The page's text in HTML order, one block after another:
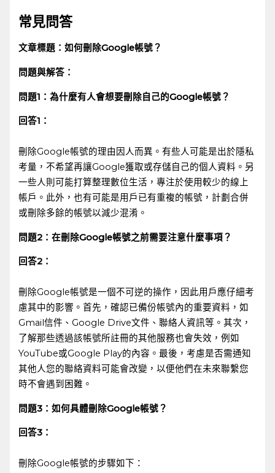
常見問答
文章標題：如何刪除Google帳號？
問題與解答：
問題1：為什麼有人會想要刪除自己的Google帳號？
回答1：
刪除Google帳號的理由因人而異。有些人可能是出於隱私
考量，不希望再讓Google獲取或存儲自己的個人資料。另
一些人則可能打算整理數位生活，專注於使用較少的線上
帳戶。此外，也有可能是用戶已有重複的帳號，計劃合併
或刪除多餘的帳號以減少混淆。
問題2：在刪除Google帳號之前需要注意什麼事項？
回答2：
刪除Google帳號是一個不可逆的操作，因此用戶應仔細考
慮其中的影響。首先，確認已備份帳號內的重要資料，如
Gmail信件、Google Drive文件、聯絡人資訊等。其次，
了解那些透過該帳號所註冊的其他服務也會失效，例如
YouTube或Google Play的內容。最後，考慮是否需通知
其他人您的聯絡資料可能會改變，以便他們在未來聯繫您
時不會遇到困難。
問題3：如何具體刪除Google帳號？
回答3：
刪除Google帳號的步驟如下：⁤ ​